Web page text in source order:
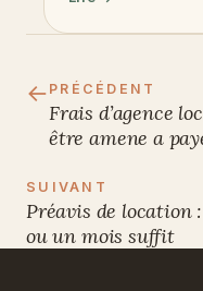
← PRÉCÉDENT
Frais d’agence
être amene a
SUIVANT
Préavis de location
ou un mois suffit